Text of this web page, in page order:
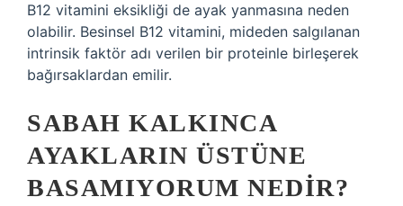
B12 vitamini eksikliği de ayak yanmasına neden
olabilir. Besinsel B12 vitamini, mideden salgılanan
intrinsik faktör adı verilen bir proteinle birleşerek
bağırsaklardan emilir.
SABAH KALKINCA
AYAKLARIN ÜSTÜNE
BASAMIYORUM NEDIR?